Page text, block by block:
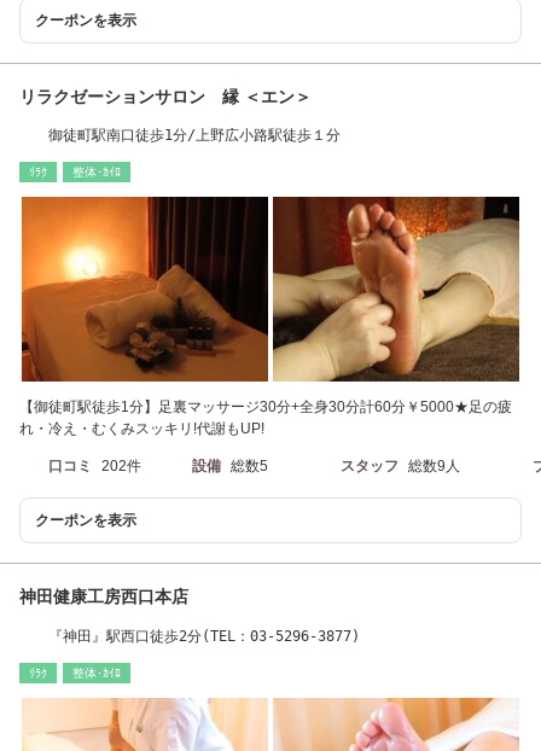
クーポンを表示
リラクゼーションサロン 縁 ＜エン＞
御徒町駅南口徒歩1分/上野広小路駅徒歩１分
ﾘﾗｸ 整体･ｶｲﾛ
【御徒町駅徒歩1分】足裏マッサージ30分+全身30分計60分￥5000★足の疲
れ・冷え・むくみスッキリ!代謝もUP!
口コミ 202件 設備 総数5 スタッフ 総数9人
クーポンを表示
神田健康工房西口本店
『神田』駅西口徒歩2分(TEL：03-5296-3877)
ﾘﾗｸ 整体･ｶｲﾛ